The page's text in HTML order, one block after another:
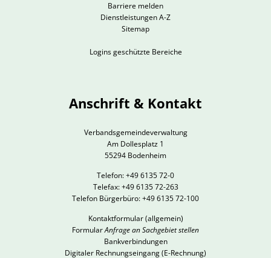
Barriere melden
Dienstleistungen A-Z
Sitemap
Logins geschützte Bereiche
Anschrift & Kontakt
Verbandsgemeindeverwaltung
Am Dollesplatz 1
55294 Bodenheim
Telefon: +49 6135 72-0
Telefax: +49 6135 72-263
Telefon Bürgerbüro: +49 6135 72-100
Kontaktformular(allgemein)
FormularAnfrage an Sachgebiet stellen
Bankverbindungen
Digitaler Rechnungseingang (E-Rechnung)